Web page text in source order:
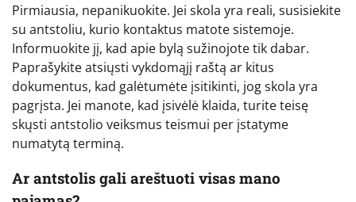
Pirmiausia, nepanikuokite. Jei skola yra reali, susisiekite
su antstoliu, kurio kontaktus matote sistemoje.
Informuokite jį, kad apie bylą sužinojote tik dabar.
Paprašykite atsiųsti vykdomąjį raštą ar kitus
dokumentus, kad galėtumėte įsitikinti, jog skola yra
pagrįsta. Jei manote, kad įsivėlė klaida, turite teisę
skųsti antstolio veiksmus teismui per įstatyme
numatytą terminą.
Ar antstolis gali areštuoti visas mano